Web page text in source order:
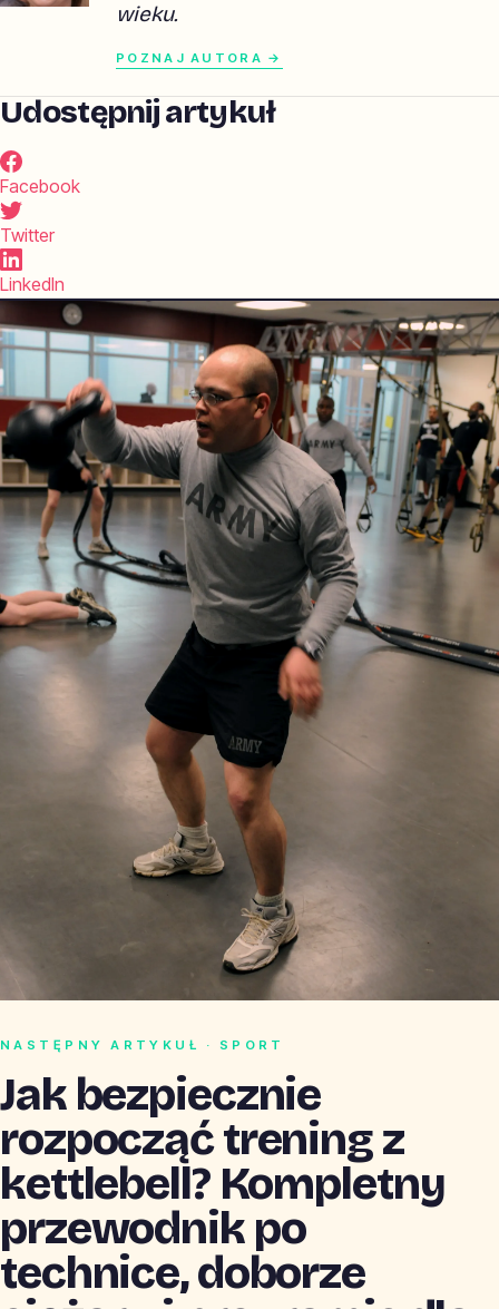
wieku.
POZNAJ AUTORA →
Udostępnij artykuł
Facebook
Twitter
LinkedIn
NASTĘPNY ARTYKUŁ · SPORT
Jak bezpiecznie
rozpocząć trening z
kettlebell? Kompletny
przewodnik po
technice, doborze